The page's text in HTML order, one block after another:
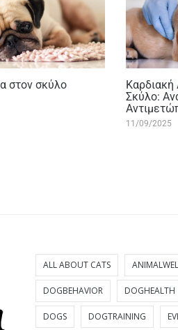
στον σκύλο
Καρδιακή
Σκύλο:
11/09/2025
ALL ABOUT CATS
DOGBEHAVIOR DOGHEALTH
DOGS DOGTRAINING